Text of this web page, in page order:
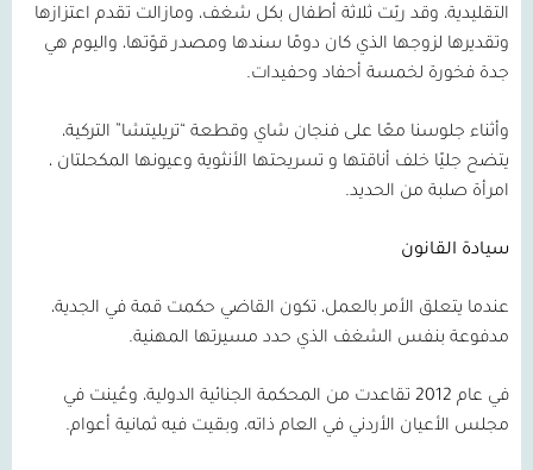
التقليدية، وقد ربّت ثلاثة أطفال بكل شغف، ومازالت تقدم اعتزازها
وتقديرها لزوجها الذي كان دومًا سندها ومصدر قوّتها، واليوم هي
جدة فخورة لخمسة أحفاد وحفيدات.
وأثناء جلوسنا معًا على فنجان شاي وقطعة “تريليتشا” التركية،
يتضح جليًا خلف أناقتها و تسريحتها الأنثوية وعيونها المكحلتان ،
امرأة صلبة من الحديد.
سيادة القانون
عندما يتعلق الأمر بالعمل، تكون القاضي حكمت قمة في الجدية،
مدفوعة بنفس الشغف الذي حدد مسيرتها المهنية.
في عام 2012 تقاعدت من المحكمة الجنائية الدولية، وعُينت في
مجلس الأعيان الأردني في العام ذاته، وبقيت فيه ثمانية أعوام.